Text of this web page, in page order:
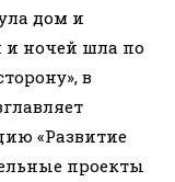
дом и
и ночей шла по
в
«Развитие
проекты